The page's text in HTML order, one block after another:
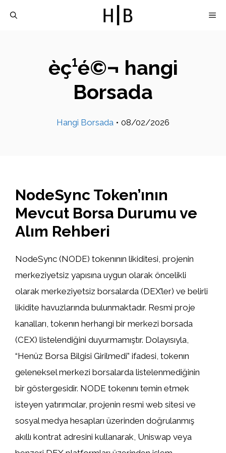
èç¹é©¬ hangi
Borsada
Hangi Borsada • 08/02/2026
NodeSync Token’ının
Mevcut Borsa Durumu ve
Alım Rehberi
NodeSync (NODE) tokenının likiditesi, projenin
merkeziyetsiz yapısına uygun olarak öncelikli
olarak merkeziyetsiz borsalarda (DEX’ler) ve belirli
likidite havuzlarında bulunmaktadır. Resmi proje
kanalları, tokenın herhangi bir merkezi borsada
(CEX) listelendiğini duyurmamıştır. Dolayısıyla,
“Henüz Borsa Bilgisi Girilmedi” ifadesi, tokenın
geleneksel merkezi borsalarda listelenmediğinin
bir göstergesidir. NODE tokenını temin etmek
isteyen yatırımcılar, projenin resmi web sitesi ve
sosyal medya hesapları üzerinden doğrulanmış
akıllı kontrat adresini kullanarak, Uniswap veya